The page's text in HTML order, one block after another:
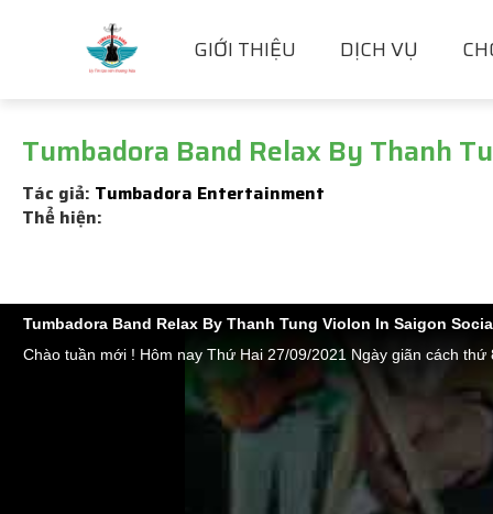
GIỚI THIỆU DỊCH VỤ
Tumbadora Band Relax By Thanh
Tác giả: Tumbadora Entertainment
Thể hiện:
Tumbadora Band Relax By Thanh Tung Violon In Saigon